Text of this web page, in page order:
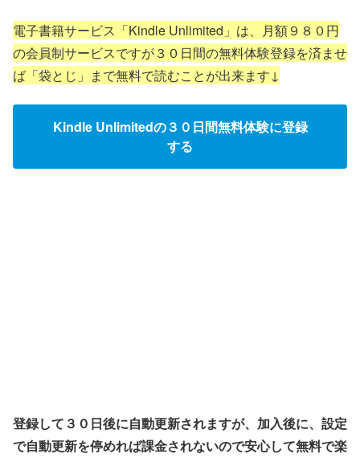
電子書籍サービス「Kindle Unlimited」は、月額９８０円
の会員制サービスですが３０日間の無料体験登録を済ませ
ば「袋とじ」まで無料で読むことが出来ます↓
Kindle Unlimitedの３０日間無料体験に登録
する
登録して３０日後に自動更新されますが、加入後に、設定
で自動更新を停めれば課金されないので安心して無料で楽